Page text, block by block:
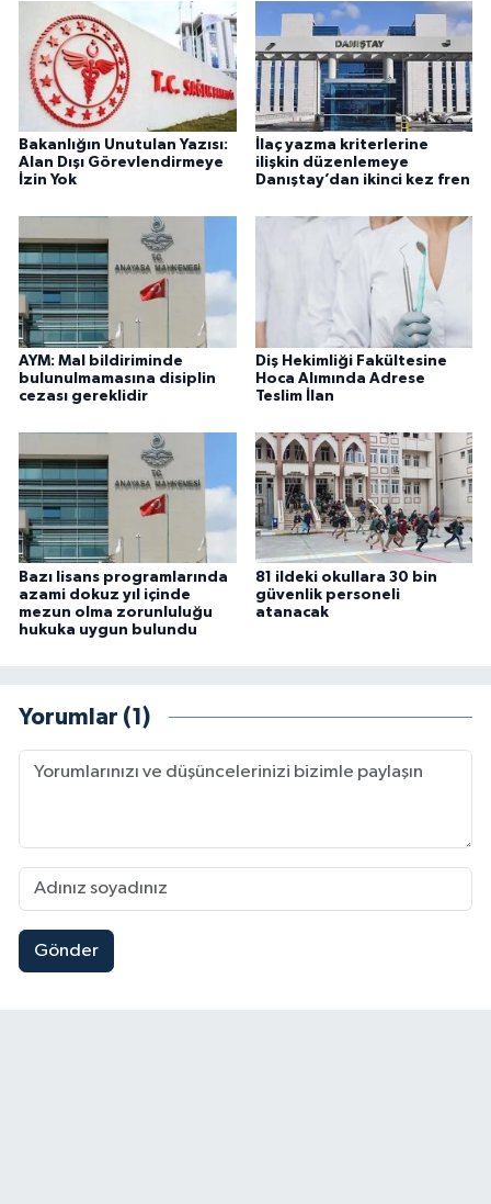
Bakanlığın Unutulan Yazısı:
Alan Dışı Görevlendirmeye
İzin Yok
İlaç yazma kriterlerine
ilişkin düzenlemeye
Danıştay’dan ikinci kez fren
AYM: Mal bildiriminde
bulunulmamasına disiplin
cezası gereklidir
Diş Hekimliği Fakültesine
Hoca Alımında Adrese
Teslim İlan
Bazı lisans programlarında
azami dokuz yıl içinde
mezun olma zorunluluğu
hukuka uygun bulundu
81 ildeki okullara 30 bin
güvenlik personeli
atanacak
Yorumlar (1)
Gönder